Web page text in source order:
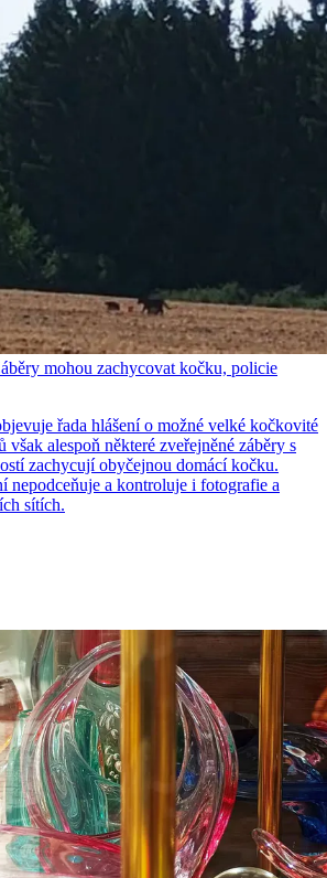
mohou zachycovat kočku, policie
řada hlášení o možné velké kočkovité
však alespoň některé zveřejněné záběry s
zachycují obyčejnou domácí kočku.
nepodceňuje a kontroluje i fotografie a
sítích.